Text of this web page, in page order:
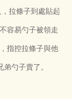
拉條子到處貼起
容易勺子被領走
指控拉條子與他
勺子賣了。